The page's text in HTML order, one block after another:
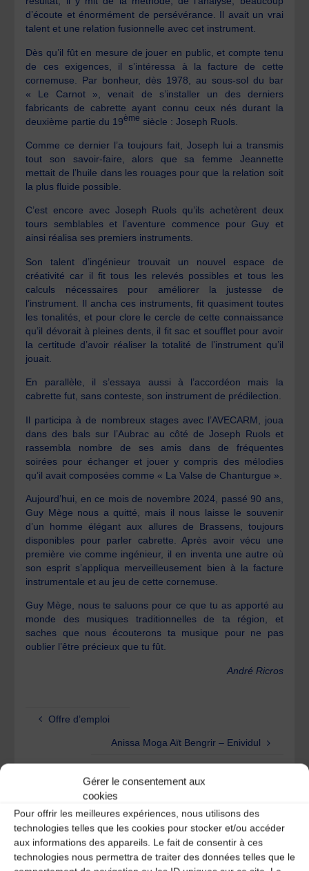
Gérer le consentement aux
cookies
Pour offrir les meilleures expériences, nous utilisons des
technologies telles que les cookies pour stocker et/ou accéder
aux informations des appareils. Le fait de consentir à ces
technologies nous permettra de traiter des données telles que le
d’écoute et énormément de persévérance. Il avait un vrai
talent et une relation fusionnelle avec cet instrument.
Dès qu’il fût en mesure de jouer en public, et compte tenu
de ces exigences, il s’intéressa à la facture de cette
cornemuse. Par bonheur, dès 1978, au sous-sol du bar
« Le Carnot », venait de s’installer un des derniers
fabricants de cabrette ayant connu ceux nés durant la
deuxième partie du 19ème siècle : Joseph Ruols.
Comme ce dernier l’a toujours fait, Joseph lui a transmis
tout son savoir-faire, alors que sa femme Jeannette
mettait de l’huile dans les rouages pour que la relation soit
la plus fluide possible.
C’est encore avec Joseph Ruols qu’ils achetèrent deux
tours semblables et l’aventure commence pour Guy et
ainsi réalisa ses premiers instruments.
Son talent d’ingénieur trouvait un nouvel espace de
créativité car il fit tous les relevés possibles et tous les
calculs nécessaires pour améliorer la justesse de
l’instrument. Il ancha ces instruments, fit quasiment toutes
les tonalités, et pour clore le cercle de cette connaissance
qu’il dévorait à pleines dents, il fit sac et soufflet pour avoir
la certitude d’avoir réaliser la totalité de l’instrument qu’il
jouait.
En parallèle, il s’essaya aussi à l’accordéon mais la
cabrette fut, sans conteste, son instrument de prédilection.
Il participa à de nombreux stages avec l’AVECARM, joua
dans des bals sur l’Aubrac au côté de Joseph Ruols et
rassembla nombre de ses amis dans de fréquentes
soirées pour échanger et jouer y compris des mélodies
qu’il avait composées comme « La Valse de Chanturgue ».
Aujourd’hui, en ce mois de novembre 2024, passé 90 ans,
Guy Mège nous a quitté, mais il nous laisse le souvenir
d’un homme élégant aux allures de Brassens, toujours
disponibles pour parler cabrette. Après avoir vécu une
première vie comme ingénieur, il en inventa une autre où
son esprit s’appliqua merveilleusement bien à la facture
instrumentale et au jeu de cette cornemuse.
Guy Mège, nous te saluons pour ce que tu as apporté au
monde des musiques traditionnelles de ta région, et
saches que nous écouterons ta musique pour ne pas
oublier l’être précieux que tu fût.
André Ricros
Offre d’emploi
Anissa Moga Aït Bengrir – Enividul
2 Comments
Laurent BOITHIAS 2 ans ago